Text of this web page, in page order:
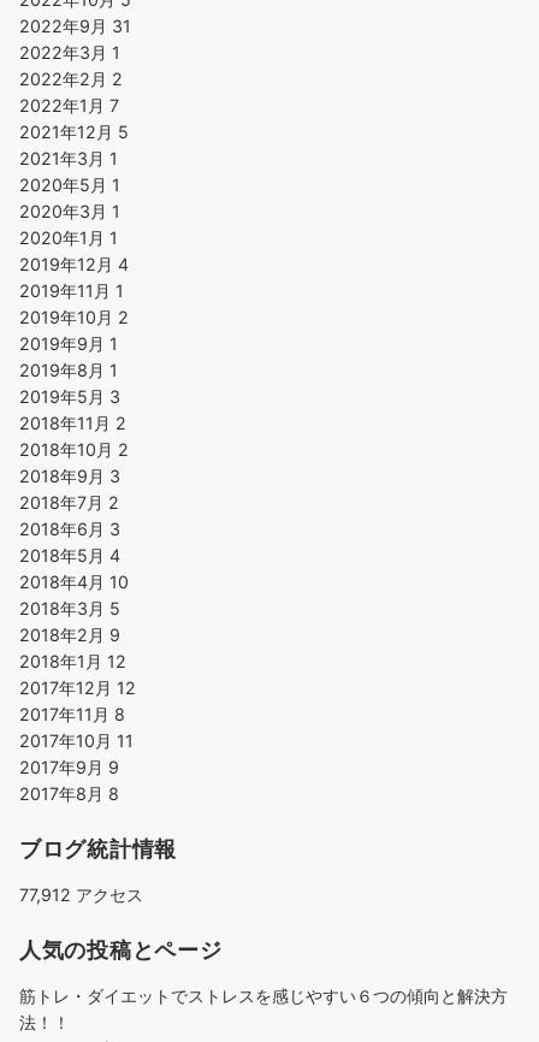
2022年9月 31
2022年3月 1
2022年2月 2
2022年1月 7
2021年12月 5
2021年3月 1
2020年5月 1
2020年3月 1
2020年1月 1
2019年12月 4
2019年11月 1
2019年10月 2
2019年9月 1
2019年8月 1
2019年5月 3
2018年11月 2
2018年10月 2
2018年9月 3
2018年7月 2
2018年6月 3
2018年5月 4
2018年4月 10
2018年3月 5
2018年2月 9
2018年1月 12
2017年12月 12
2017年11月 8
2017年10月 11
2017年9月 9
2017年8月 8
ブログ統計情報
77,912 アクセス
人気の投稿とページ
筋トレ・ダイエットでストレスを感じやすい６つの傾向と解決方
法！！